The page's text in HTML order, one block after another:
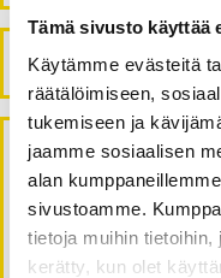
Tämä sivusto käyttää
Käytämme evästeitä
räätälöimiseen,
tukemiseen ja
jaamme sosiaalisen
alan
sivustoamme.
tietoja muihin tietoihin,
kerätty, kun olet
Viimeisimmät
Sijoittamista
Pajatson pelimerkit: